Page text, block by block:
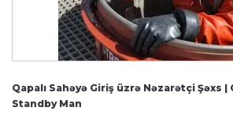
Qapalı Sahəyə Giriş üzrə Nəzarətçi Şəxs
Standby Man